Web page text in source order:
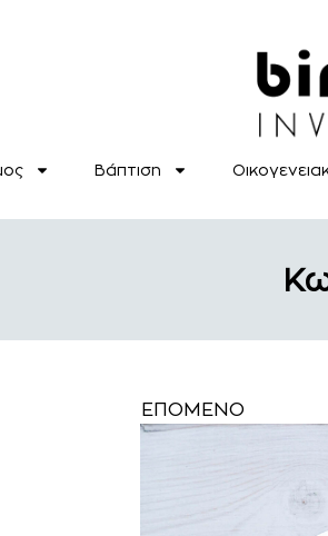
Βάπτιση
ΕΠΌΜΕΝΟ